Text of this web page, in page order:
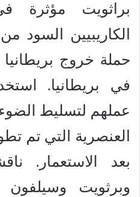
براثويت
الكاريبيين السود
حملة خروج بريطانيا
في بريطانيا.
عملهم لتسليط
العنصرية التي تم
بعد الاستعمار.
وبرثويت وسيلفون